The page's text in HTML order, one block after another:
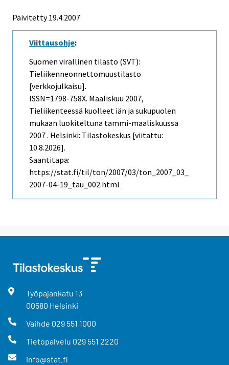
Päivitetty19.4.2007
Viittausohje:
Suomen virallinen tilasto (SVT):
Tieliikenneonnettomuustilasto
[verkkojulkaisu].
ISSN=1798-758X. Maaliskuu 2007,
Tieliikenteessä kuolleet iän ja sukupuolen
mukaan luokiteltuna tammi-maaliskuussa
2007 . Helsinki: Tilastokeskus [viitattu:
10.8.2026].
Saantitapa:
https://stat.fi/til/ton/2007/03/ton_2007_03_
2007-04-19_tau_002.html
Työpajankatu 13
00580 Helsinki
Vaihde 029 551 1000
Tietopalvelu 029 551 2220
info@stat.fi